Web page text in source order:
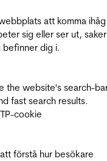
att komma ihåg
sig eller ser ut,
befinner dig i.
the website's search-
fast search results.
cookie
förstå hur besökare